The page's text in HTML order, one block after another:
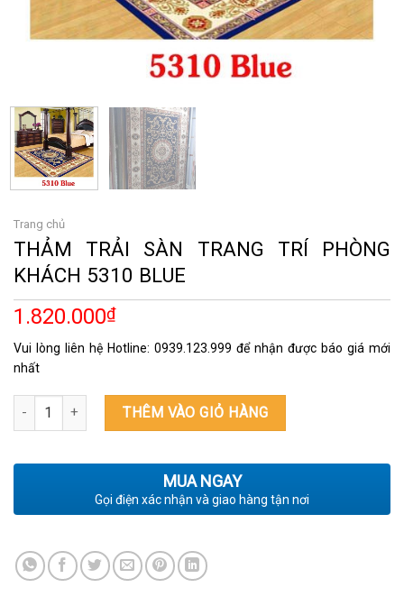
Trang chủ
THẢM TRẢI SÀN TRANG TRÍ PHÒNG
KHÁCH 5310 BLUE
1.820.000₫
Vui lòng liên hệ Hotline: 0939.123.999 để nhận được báo giá mới
nhất
THẢM TRẢI SÀN TRANG TRÍ PHÒNG KHÁCH 5310 BLUE số lượng
THÊM VÀO GIỎ HÀNG
MUA NGAY
Gọi điện xác nhận và giao hàng tận nơi